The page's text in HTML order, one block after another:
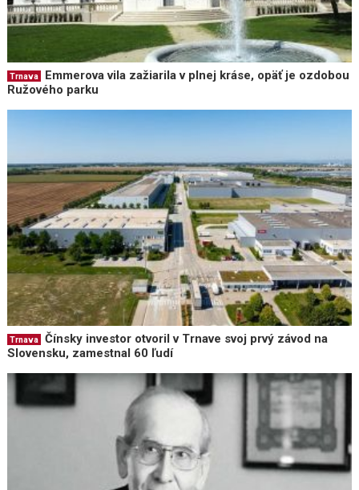
Trnava
Emmerova vila zažiarila v plnej kráse, opäť je ozdobou
Ružového parku
Trnava
Čínsky investor otvoril v Trnave svoj prvý závod na
Slovensku, zamestnal 60 ľudí